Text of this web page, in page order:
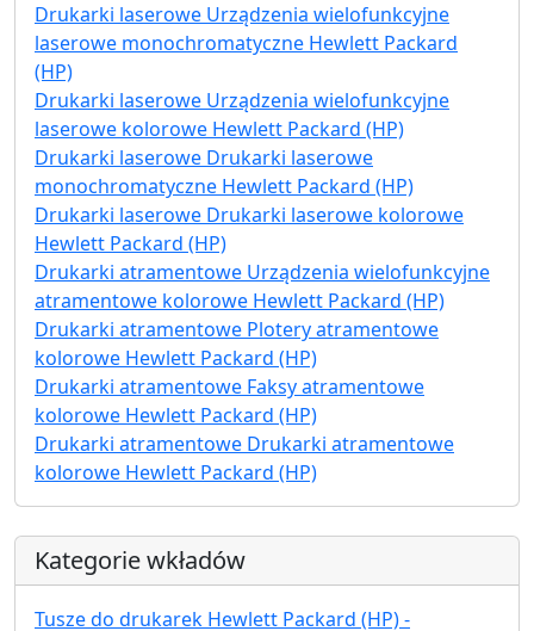
Drukarki laserowe Urządzenia wielofunkcyjne
laserowe monochromatyczne Hewlett Packard
(HP)
Drukarki laserowe Urządzenia wielofunkcyjne
laserowe kolorowe Hewlett Packard (HP)
Drukarki laserowe Drukarki laserowe
monochromatyczne Hewlett Packard (HP)
Drukarki laserowe Drukarki laserowe kolorowe
Hewlett Packard (HP)
Drukarki atramentowe Urządzenia wielofunkcyjne
atramentowe kolorowe Hewlett Packard (HP)
Drukarki atramentowe Plotery atramentowe
kolorowe Hewlett Packard (HP)
Drukarki atramentowe Faksy atramentowe
kolorowe Hewlett Packard (HP)
Drukarki atramentowe Drukarki atramentowe
kolorowe Hewlett Packard (HP)
Kategorie wkładów
Tusze do drukarek Hewlett Packard (HP) -